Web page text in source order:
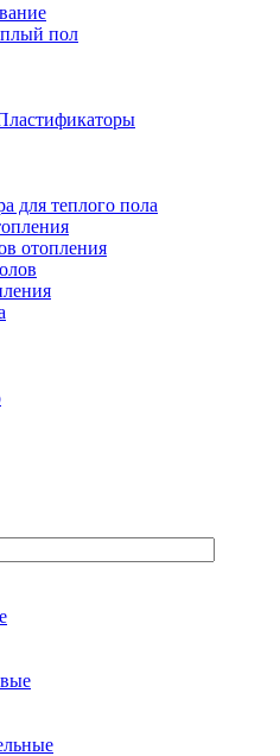
пол
для теплого пола
отопления